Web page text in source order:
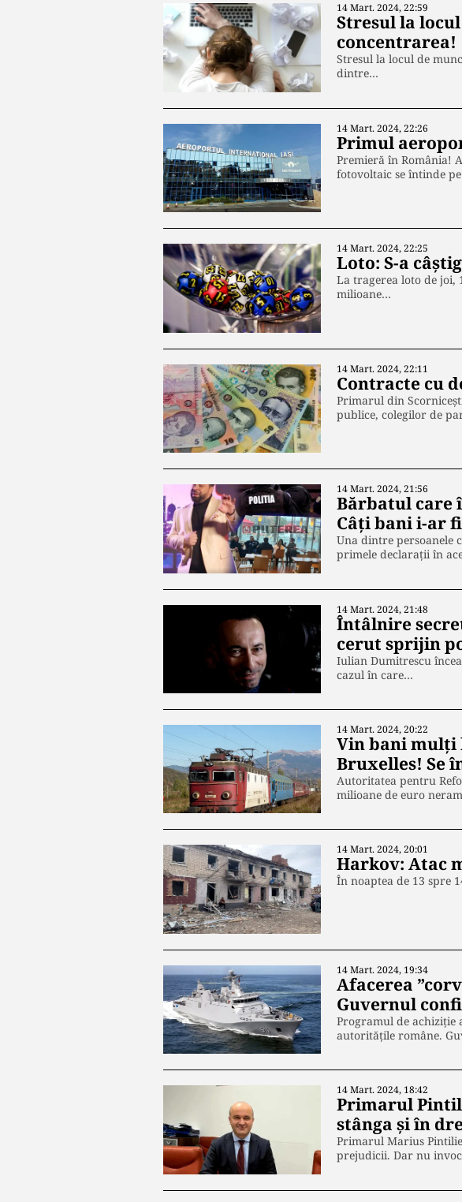
14 Mart. 2024, 22:59
Stresul la
concentrarea!
Stresul la locul de
dintre…
14 Mart. 2024, 22:26
Primul
Premieră în România!
fotovoltaic se întinde
14 Mart. 2024, 22:25
Loto: S-a
La tragerea loto de joi,
milioane…
14 Mart. 2024, 22:11
Contracte cu
Primarul din
publice, colegilor de
14 Mart. 2024, 21:56
Bărbatul care
Câți bani i-ar
Una dintre persoanele
primele declarații în
14 Mart. 2024, 21:48
Întâlnire
cerut sprijin
Iulian Dumitrescu
cazul în care…
14 Mart. 2024, 20:22
Vin bani mulți
Bruxelles! Se
Autoritatea pentru
milioane de euro
14 Mart. 2024, 20:01
Harkov: Atac
În noaptea de 13 spre
14 Mart. 2024, 19:34
Afacerea
Guvernul
Programul de achiziție
autoritățile române.
14 Mart. 2024, 18:42
Primarul
stânga și în
Primarul Marius
prejudicii. Dar nu